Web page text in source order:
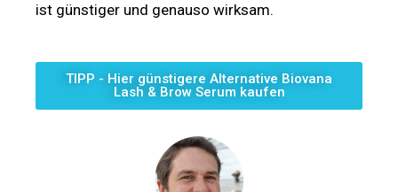
ist günstiger und genauso wirksam.
TIPP - Hier günstigere Alternative Biovana
Lash & Brow Serum kaufen